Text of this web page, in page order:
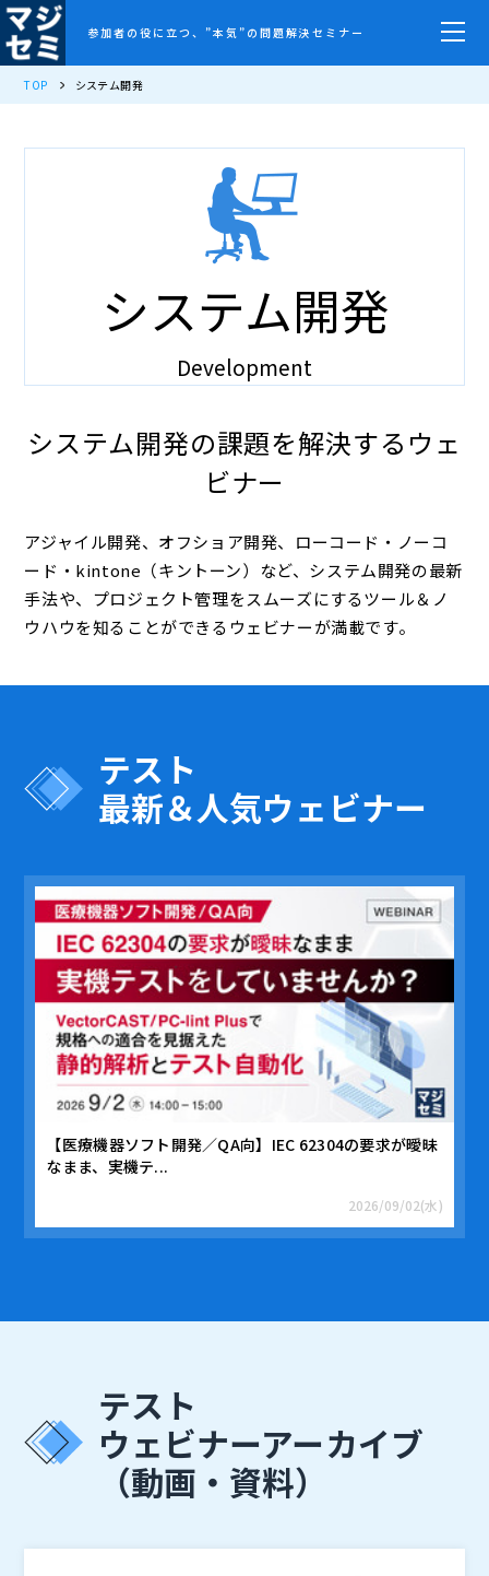
参加者の役に立つ、”本気”の問題解決セミナー
TOP システム開発
システム開発
Development
システム開発の課題を解決するウェ
ビナー
アジャイル開発、オフショア開発、ローコード・ノーコ
ード・kintone（キントーン）など、システム開発の最新
手法や、プロジェクト管理をスムーズにするツール＆ノ
ウハウを知ることができるウェビナーが満載です。
テスト
最新＆人気ウェビナー
【医療機器ソフト開発／QA向】IEC 62304の要求が曖昧
なまま、実機テ...
2026/09/02(水)
テスト
ウェビナーアーカイブ
（動画・資料）